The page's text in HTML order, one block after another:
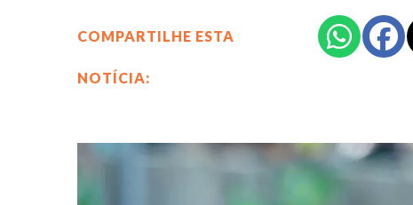
COMPARTILHE ESTA
NOTÍCIA: